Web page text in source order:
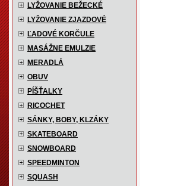
LYŽOVANIE BEŽECKÉ
LYŽOVANIE ZJAZDOVÉ
ĽADOVÉ KORČULE
MASÁŽNE EMULZIE
MERADLÁ
OBUV
PÍŠŤALKY
RICOCHET
SÁNKY, BOBY, KLZÁKY
SKATEBOARD
SNOWBOARD
SPEEDMINTON
SQUASH